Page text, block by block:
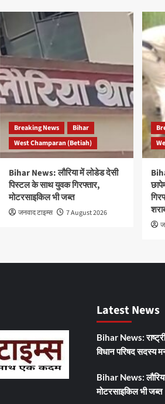
Breaking News
Bihar
West Champaran (Betiah)
Bihar News: लौरिया में लोडेड देसी
पिस्टल के साथ युवक गिरफ्तार,
मोटरसाइकिल भी जब्त
जनवाद टाइम्स 7 August 2026
Latest News
Bihar News:
विधान परिषद सदस्य
Bihar News:
मोटरसाइकिल भी जब्त